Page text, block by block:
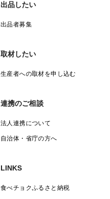
出品したい
出品者募集
取材したい
生産者への取材を申し込む
連携のご相談
法人連携について
自治体・省庁の方へ
LINKS
食べチョクふるさと納税